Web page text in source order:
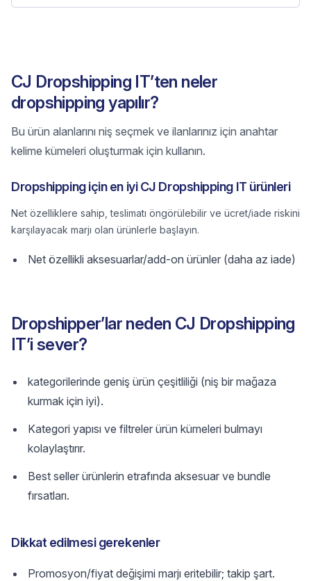
CJ Dropshipping IT’ten neler
dropshipping yapılır?
Bu ürün alanlarını niş seçmek ve ilanlarınız için anahtar
kelime kümeleri oluşturmak için kullanın.
Dropshipping için en iyi CJ Dropshipping IT ürünleri
Net özelliklere sahip, teslimatı öngörülebilir ve ücret/iade riskini
karşılayacak marjı olan ürünlerle başlayın.
Net özellikli aksesuarlar/add-on ürünler (daha az iade)
Dropshipper’lar neden CJ Dropshipping
IT’i sever?
kategorilerinde geniş ürün çeşitliliği (niş bir mağaza
kurmak için iyi).
Kategori yapısı ve filtreler ürün kümeleri bulmayı
kolaylaştırır.
Best seller ürünlerin etrafında aksesuar ve bundle
fırsatları.
Dikkat edilmesi gerekenler
Promosyon/fiyat değişimi marjı eritebilir; takip şart.